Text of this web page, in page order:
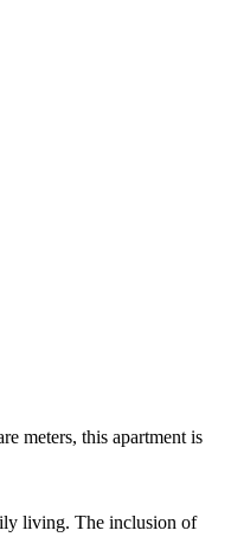
meters, this apartment is
living. The inclusion of